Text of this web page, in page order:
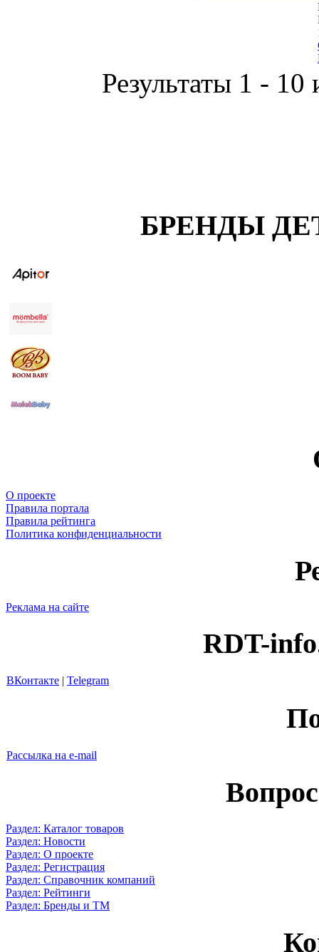
Результаты 1 -
БРЕНДЫ
О проекте
Правила портала
Правила рейтинга
Политика конфиденциальности
Реклама на сайте
RDT-
ВКонтакте | Telegram
Рассылка на e-mail
Раздел: Каталог товаров
Раздел: Новости
Раздел: О проекте
Раздел: Регистрация
Раздел: Справочник компаний
Раздел: Рейтинги
Раздел: Бренды и ТМ